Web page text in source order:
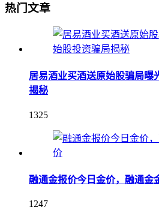
热门文章
居易酒业买酒送原始股骗局曝
揭秘
1325
融通金报价今日金价，融通金
1247